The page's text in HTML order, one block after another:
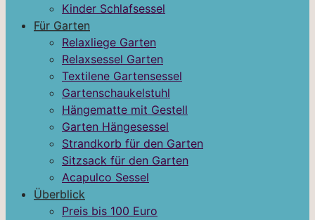
Kinder Schlafsessel
Für Garten
Relaxliege Garten
Relaxsessel Garten
Textilene Gartensessel
Gartenschaukelstuhl
Hängematte mit Gestell
Garten Hängesessel
Strandkorb für den Garten
Sitzsack für den Garten
Acapulco Sessel
Überblick
Preis bis 100 Euro